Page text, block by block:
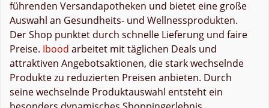
führenden Versandapotheken und bietet eine große
Auswahl an Gesundheits- und Wellnessprodukten.
Der Shop punktet durch schnelle Lieferung und faire
Preise. Ibood arbeitet mit täglichen Deals und
attraktiven Angebotsaktionen, die stark wechselnde
Produkte zu reduzierten Preisen anbieten. Durch
seine wechselnde Produktauswahl entsteht ein